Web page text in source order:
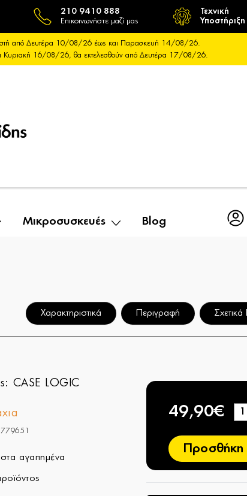
210 9410 888
Επικοινωνήστε μαζί μας
Τεχνική
Υποστήριξη
από Δευτέρα 10/08/26 έως και Παρασκευή 14/08/26.
Κυριακή 16/08/26, θα εκτελεσθούν από Δευτέρα 17/08/26.
Μικροσυσκευές Blog
Χαρακτηριστικά Περιγραφή Σχετικά
CASE LOGIC
779651
αγαπημένα
49,90€
Προσθήκη